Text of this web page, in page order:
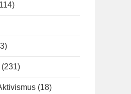
(231)
(18)